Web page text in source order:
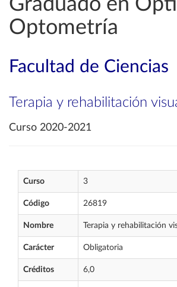
Optometría
Facultad de Ciencias
Terapia y rehabilitación
Curso 2020-2021
Curso 3
Código 26819
Nombre Terapia y rehabilitación
Carácter Obligatoria
Créditos 6,0